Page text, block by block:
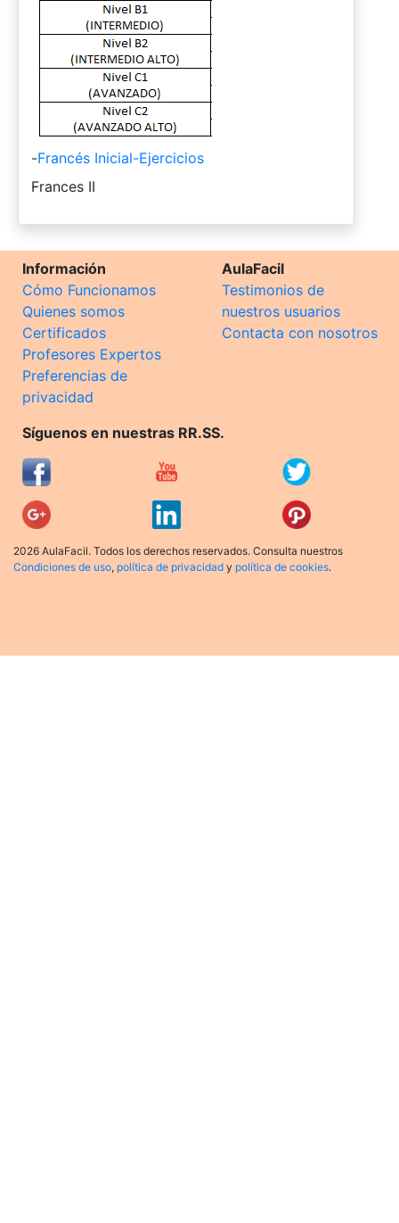
-Francés Inicial-Ejercicios
-
Frances II
Información
Cómo Funcionamos
Quienes somos
Certificados
Profesores Expertos
Preferencias de
privacidad
AulaFacil
Testimonios de
nuestros usuarios
Contacta con nosotros
Síguenos en nuestras RR.SS.
2026 AulaFacil. Todos los derechos reservados. Consulta nuestros
Condiciones de uso, política de privacidad y política de cookies.